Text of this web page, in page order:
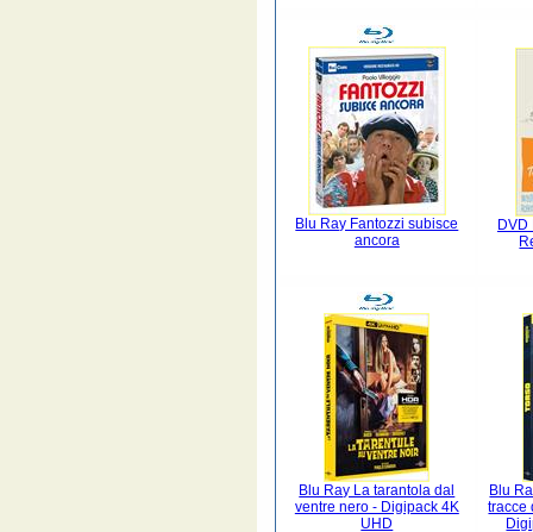
Blu Ray Fantozzi subisce
ancora
DVD
Blu Ray La tarantola dal
ventre nero - Digipack 4K
UHD
Blu
tracce